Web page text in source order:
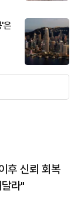
'은
후 신뢰 회복
라"